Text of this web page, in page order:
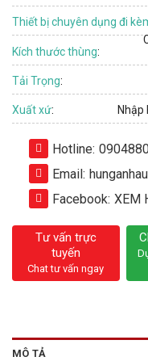
Thiết bị chuyên dụng đi
Kích thước thùng:
Tải Trọng:
Xuất xứ: Nhập
Hotline:
Email:
Facebook: XEM
Tư vấn trực
tuyến
Chat tư vấn ngay
MÔ TẢ